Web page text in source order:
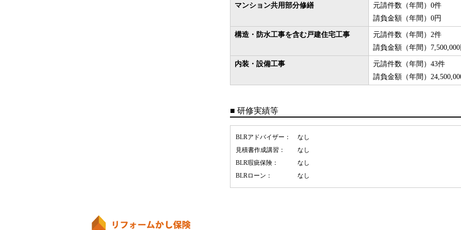
マンション共用部分修繕
元請件数（年間）0件
請負金額（年間）0円
構造・防水工事を含む戸建住宅工事
元請件数（年間）2件
請負金額（年間）7,500,000
内装・設備工事
元請件数（年間）43件
請負金額（年間）
■ 研修実績等
BLRアドバイザー：
なし
見積書作成講習：
なし
BLR瑕疵保険：
なし
BLRローン：
なし